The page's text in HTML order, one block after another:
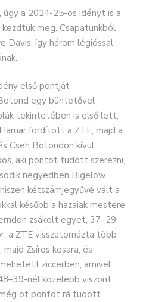
a 2024-25-ös idényt is a
meg. Csapatunkból
Davis, így három légióssal
első pontját
egy büntetővel
tekintetében is első lett,
fordított a ZTE, majd a
Cseh Botondon kívül
aki pontot tudott szerezni,
negyedben Bigelow
kétszámjegyűvé vált a
később a hazaiak mestere
zsákolt egyet, 37–29.
a ZTE visszatornázta több
Zsíros kosara, és
ziccerben, amivel
nél közelebb viszont
öt pontot rá tudott